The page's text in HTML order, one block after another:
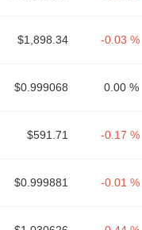
$1,898.34 -0.03 %
$0.999068 0.00 %
$591.71 -0.17 %
$0.999881 -0.01 %